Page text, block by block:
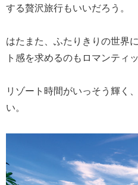
する贅沢旅行もいいだろう。
はたまた、ふたりきりの世界
ト感を求めるのもロマンティッ
リゾート時間がいっそう輝く
い。